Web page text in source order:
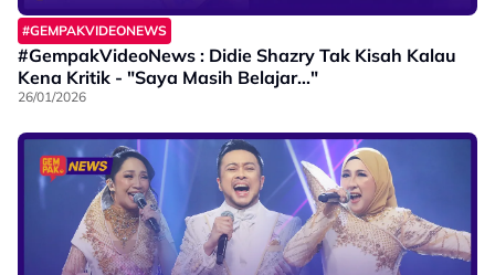
#GEMPAKVIDEONEWS
#GempakVideoNews : Didie Shazry Tak Kisah Kalau
Kena Kritik - "Saya Masih Belajar..."
26/01/2026